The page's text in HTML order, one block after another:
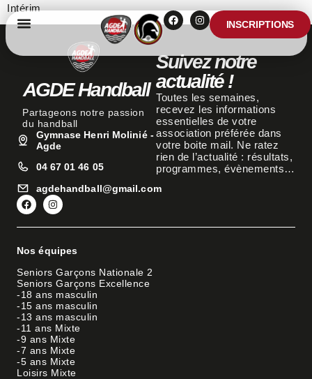
INSCRIPTIONS
Intérim
AGDE Handball
Partageons notre passion
du handball
Gymnase Henri Molinié -
Agde
04 67 01 46 05
agdehandball@gmail.com
Suivez notre
actualité !
Toutes les semaines,
recevez les informations
essentielles de votre
association préférée dans
votre boite mail. Ne ratez
rien de l’actualité : résultats,
programmes, évènements…
Nos équipes
Seniors Garçons Nationale 2
Seniors Garçons Excellence
-18 ans masculin
-15 ans masculin
-13 ans masculin
-11 ans Mixte
-9 ans Mixte
-7 ans Mixte
-5 ans Mixte
Loisirs Mixte